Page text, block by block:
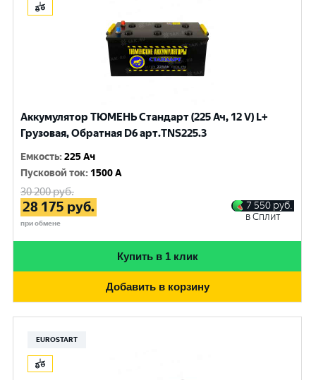
Аккумулятор ТЮМЕНЬ Стандарт (225 Ач, 12 V) L+
Грузовая, Обратная D6 арт.TNS225.3
Емкость:225 Ач
Пусковой ток: 1500 A
30 200руб.
28 175 руб.
при обмене
7 550 руб.
в Сплит
Купить в 1 клик
Добавить в корзину
EUROSTART